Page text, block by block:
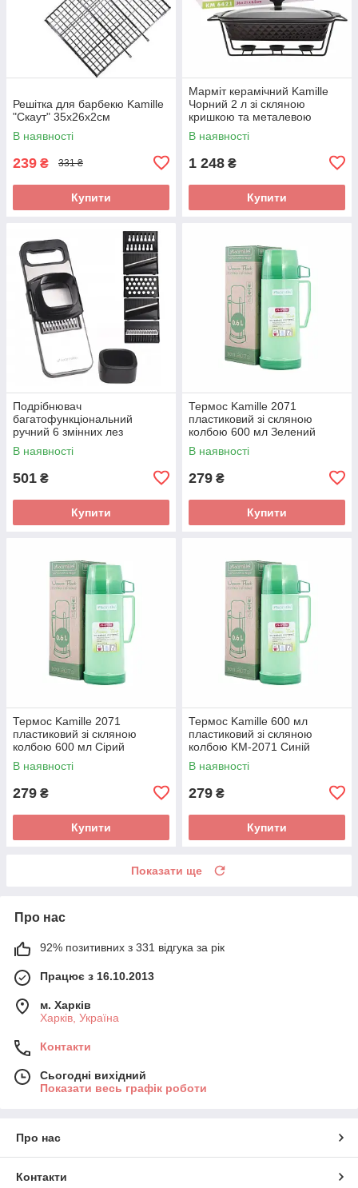
Решітка для барбекю Kamille
"Скаут" 35х26х2см
В наявності
239 ₴ 331 ₴
Купити
Марміт керамічний Kamille
Чорний 2 л зі скляною
кришкою та металевою
підставкою KM-6421
В наявності
1 248 ₴
Купити
Подрібнювач
багатофункціональний
ручний 6 змінних лез
КМ-3005
В наявності
501 ₴
Купити
Термос Kamille 2071
пластиковий зі скляною
колбою 600 мл Зелений
В наявності
279 ₴
Купити
Термос Kamille 2071
пластиковий зі скляною
колбою 600 мл Сірий
В наявності
279 ₴
Купити
Термос Kamille 600 мл
пластиковий зі скляною
колбою KM-2071 Синій
В наявності
279 ₴
Купити
Показати ще
Про нас
92% позитивних з 331 відгука за рік
Працює з 16.10.2013
м. Харків
Харків, Україна
Контакти
Сьогодні вихідний
Показати весь графік роботи
Про нас
Контакти